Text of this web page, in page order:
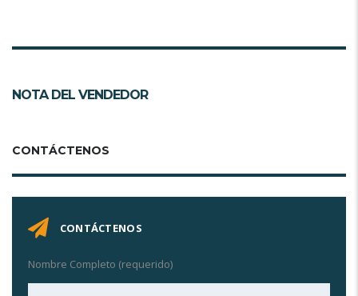
NOTA DEL VENDEDOR
CONTÁCTENOS
CONTÁCTENOS
Nombre Completo (requerido)